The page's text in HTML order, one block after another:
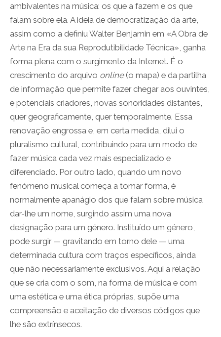
ambivalentes na música: os que a fazem e os que
falam sobre ela. A ideia de democratização da arte,
assim como a definiu Walter Benjamin em «A Obra de
Arte na Era da sua Reprodutibilidade Técnica», ganha
forma plena com o surgimento da Internet. É o
crescimento do arquivo online(o mapa) e da partilha
de informação que permite fazer chegar aos ouvintes,
e potenciais criadores, novas sonoridades distantes,
quer geograficamente, quer temporalmente. Essa
renovação engrossa e, em certa medida, dilui o
pluralismo cultural, contribuindo para um modo de
fazer música cada vez mais especializado e
diferenciado. Por outro lado, quando um novo
fenómeno musical começa a tomar forma, é
normalmente apanágio dos que falam sobre música
dar-lhe um nome, surgindo assim uma nova
designação para um género. Instituído um género,
pode surgir — gravitando em torno dele — uma
determinada cultura com traços específicos, ainda
que não necessariamente exclusivos. Aqui a relação
que se cria com o som, na forma de música e com
uma estética e uma ética próprias, supõe uma
compreensão e aceitação de diversos códigos que
lhe são extrínsecos.